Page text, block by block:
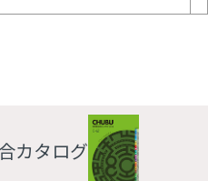
カタログ